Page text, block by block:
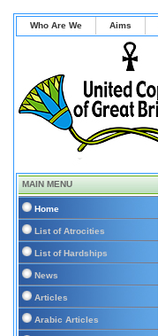
Who Are We Aims
MAIN MENU
Home
List of Atrocities
List of Hardships
News
Articles
Arabic Articles